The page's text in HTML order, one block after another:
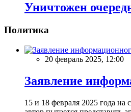
Уничтожен
Политика
20 февраль 2025, 12:00
Заявление
15 и 18 февраля 2025 года на